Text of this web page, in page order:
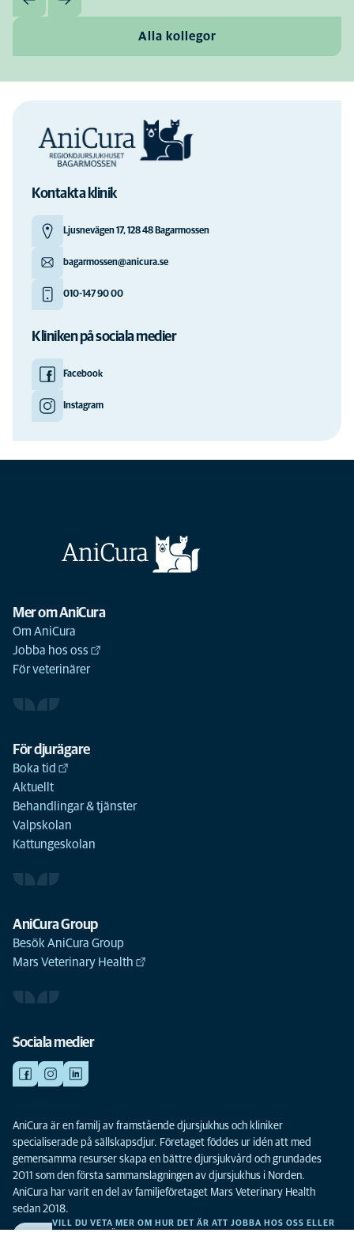
Alla kollegor
Kontakta klinik
Ljusnevägen 17, 128 48 Bagarmossen
bagarmossen@anicura.se
010-147 90 00
Kliniken på sociala medier
Facebook
Instagram
Mer om AniCura
Om AniCura
Jobba hos oss
För veterinärer
För djurägare
Boka tid
Aktuellt
Behandlingar & tjänster
Valpskolan
Kattungeskolan
AniCura Group
Besök AniCura Group
Mars Veterinary Health
Sociala medier
AniCura är en familj av framstående djursjukhus och kliniker
specialiserade på sällskapsdjur. Företaget föddes ur idén att med
gemensamma resurser skapa en bättre djursjukvård och grundades
2011 som den första sammanslagningen av djursjukhus i Norden.
AniCura har varit en del av familjeföretaget Mars Veterinary Health
sedan 2018.
VILL DU VETA MER OM HUR DET ÄR ATT JOBBA HOS OSS ELLER